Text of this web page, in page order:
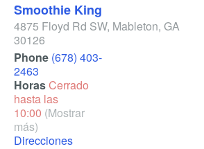
Smoothie King
4875 Floyd Rd SW, Mableton, GA
30126
Phone (678) 403-
2463
HorasCerrado
hasta las
10:00 (Mostrar
más)
Direcciones